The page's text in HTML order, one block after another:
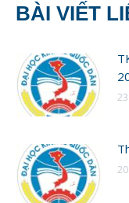
BÀI VIẾT